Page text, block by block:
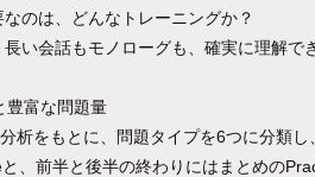
のは、どんなトレーニングか？
い会話もモノローグも、確実に理解で
豊富な問題量
析をもとに、問題タイプを6つに分類し
、前半と後半の終わりにはまとめの